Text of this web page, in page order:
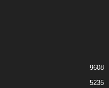
9608
5235